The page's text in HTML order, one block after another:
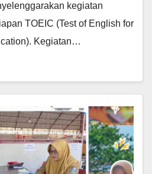
kegiatan
TOEIC (Test of English for
Kegiatan…